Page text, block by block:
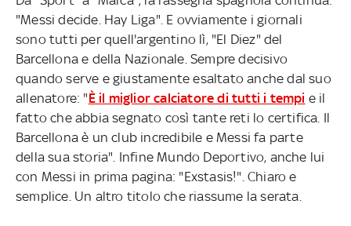
"Messi decide. Hay Liga". E ovviamente i giornali
sono tutti per quell'argentino lì, "El Diez" del
Barcellona e della Nazionale. Sempre decisivo
quando serve e giustamente esaltato anche dal suo
allenatore: "È il miglior calciatore di tutti i tempi e il
fatto che abbia segnato così tante reti lo certifica. Il
Barcellona è un club incredibile e Messi fa parte
della sua storia". Infine Mundo Deportivo, anche lui
con Messi in prima pagina: "Exstasis!". Chiaro e
semplice. Un altro titolo che riassume la serata.